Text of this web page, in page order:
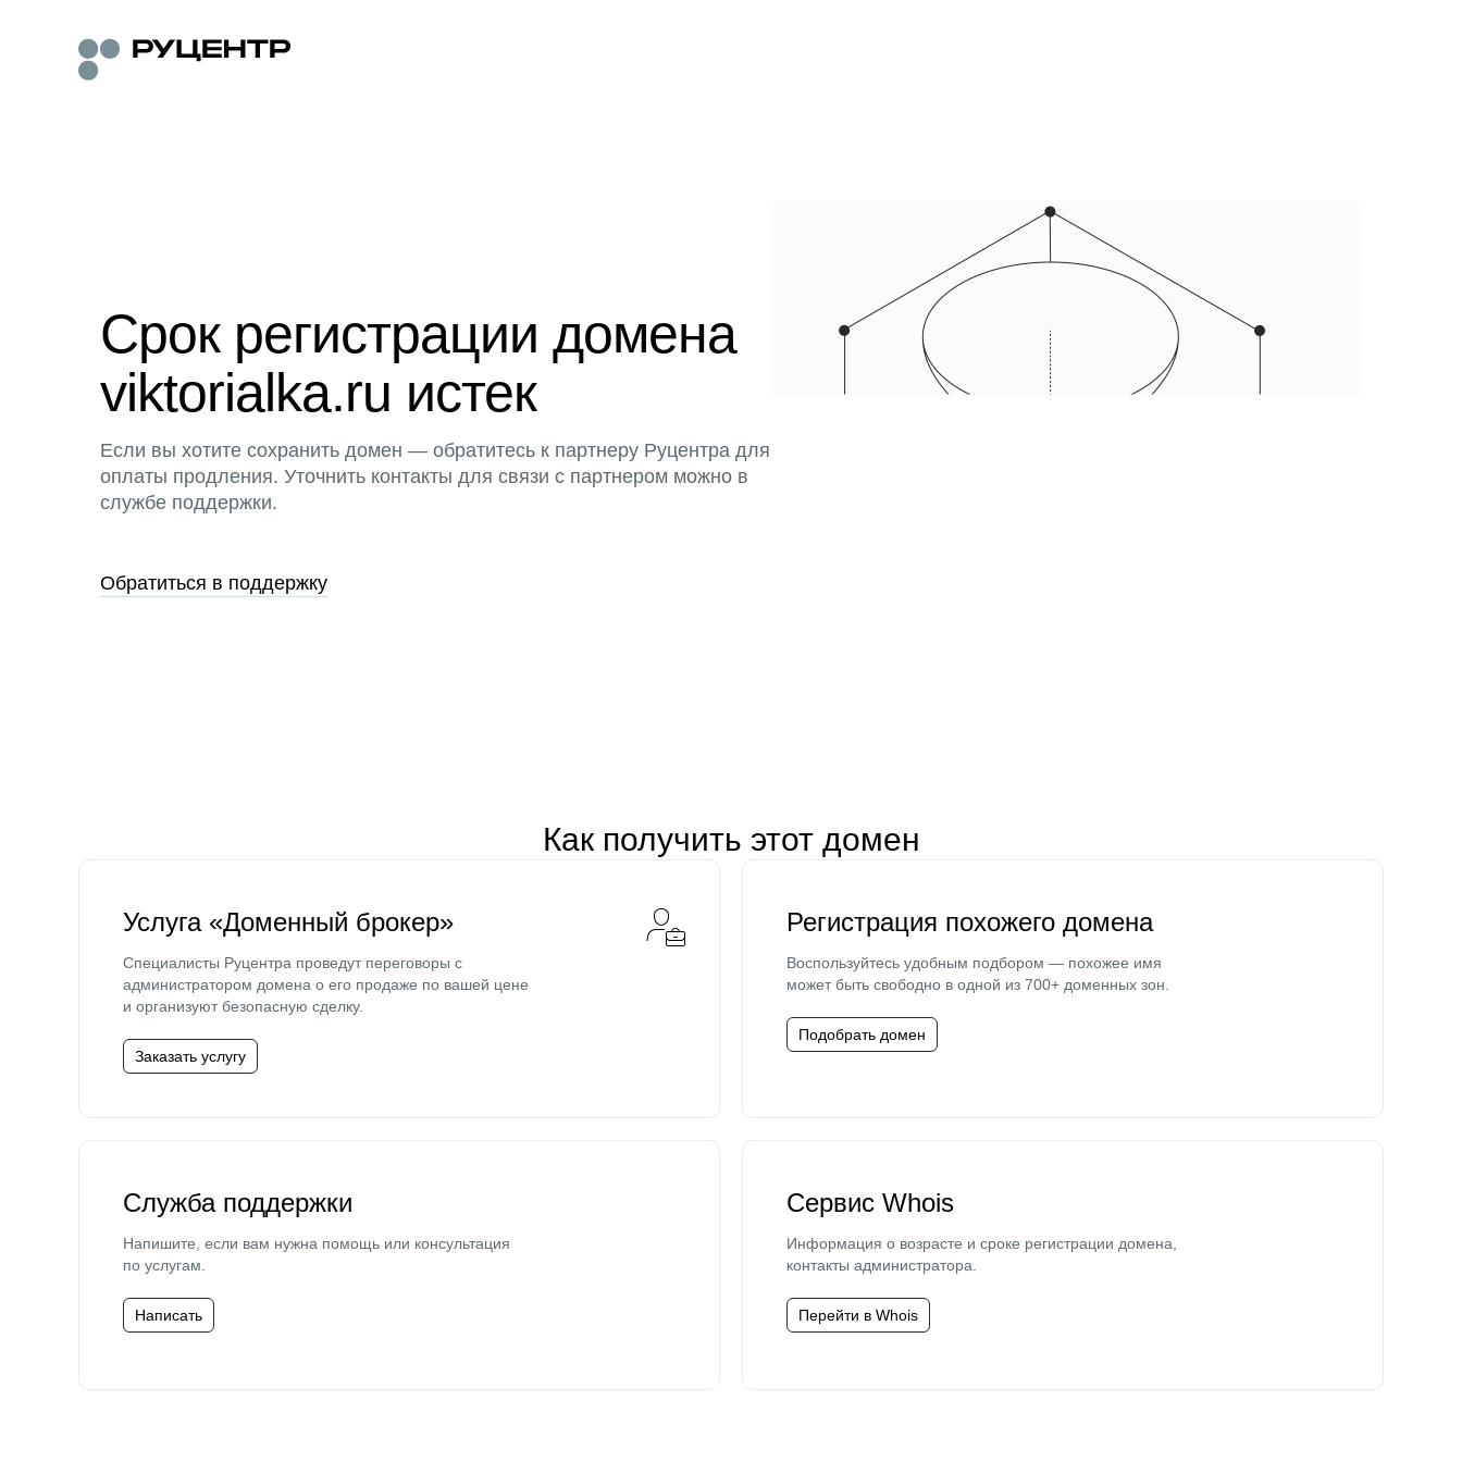
Срок регистрации домена
viktorialka.ru истек
Если вы хотите сохранить домен — обратитесь к партнеру Руцентра для
оплаты продления. Уточнить контакты для связи с партнером можно в
службе поддержки.
Обратиться в поддержку
Как получить этот домен
Услуга «Доменный брокер»
Специалисты Руцентра проведут переговоры с
администратором домена о его продаже по вашей цене
и организуют безопасную сделку.
Заказать услугу
Регистрация похожего домена
Воспользуйтесь удобным подбором — похожее имя
может быть свободно в одной из 700+ доменных зон.
Подобрать домен
Служба поддержки
Напишите, если вам нужна помощь или консультация
по услугам.
Написать
Сервис Whois
Информация о возрасте и сроке регистрации домена,
контакты администратора.
Перейти в Whois